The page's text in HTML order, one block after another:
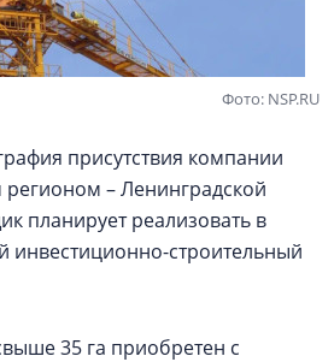
Фото: NSP.RU
присутствия компании
– Ленинградской
планирует реализовать в
строительный
35 га приобретен с